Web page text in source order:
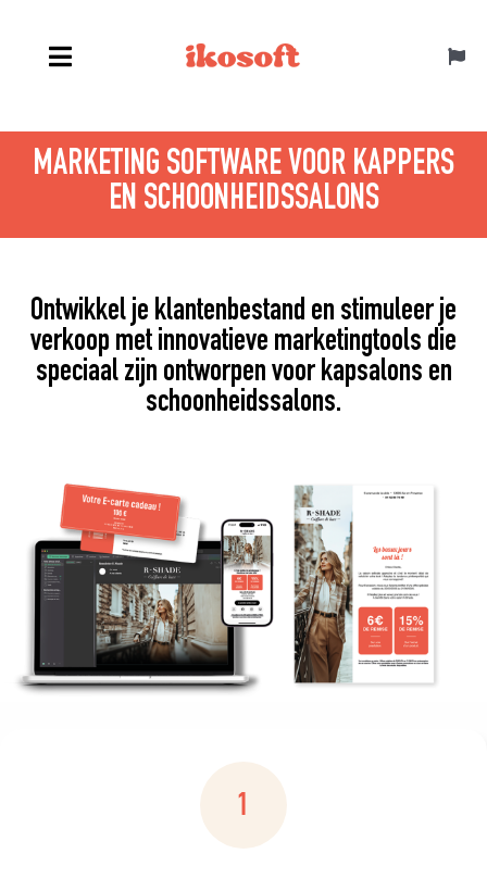
Suisse ALL
MARKETING SOFTWARE VOOR KAPPERS
EN SCHOONHEIDSSALONS
Ontwikkel je klantenbestand en stimuleer je
verkoop met innovatieve marketingtools die
speciaal zijn ontworpen voor kapsalons en
schoonheidssalons.